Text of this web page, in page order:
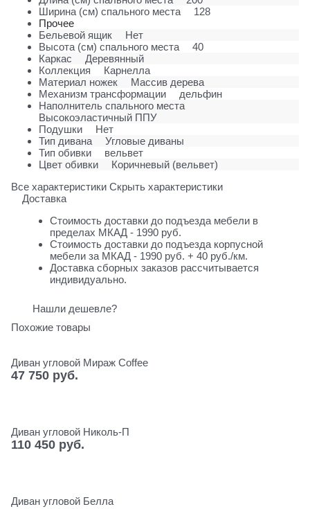
Ширина (см) спального места
128
Прочее
Бельевой ящик
Нет
Высота (см) спального места
40
Каркас
Деревянный
Коллекция
Карнелла
Материал ножек
Массив дерева
Механизм трансформации
дельфин
Наполнитель спального места
Высокоэластичный ППУ
Подушки
Нет
Тип дивана
Угловые диваны
Тип обивки
вельвет
Цвет обивки
Коричневый (вельвет)
Все характеристики Скрыть характеристики
Доставка
Стоимость доставки до подъезда мебели в
пределах МКАД - 1990 руб.
Стоимость доставки до подъезда корпусной
мебели за МКАД - 1990 руб. + 40 руб./км.
Доставка сборных заказов рассчитывается
индивидуально.
Нашли дешевле?
Похожие товары
Диван угловой Мираж Coffee
47 750 руб.
Диван угловой Николь-П
110 450 руб.
Диван угловой Белла